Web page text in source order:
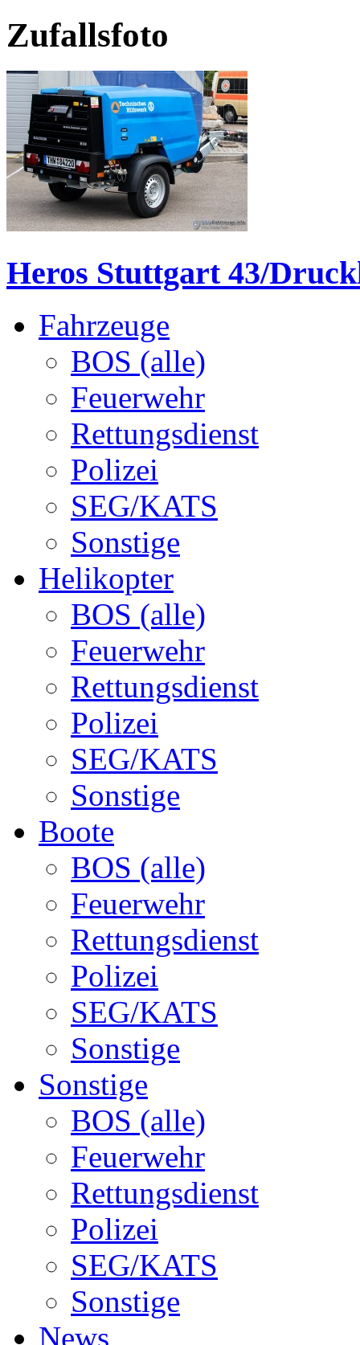
Zufallsfoto
Heros Stuttgart 43/
Fahrzeuge
BOS (alle)
Feuerwehr
Rettungsdienst
Polizei
SEG/KATS
Sonstige
Helikopter
BOS (alle)
Feuerwehr
Rettungsdienst
Polizei
SEG/KATS
Sonstige
Boote
BOS (alle)
Feuerwehr
Rettungsdienst
Polizei
SEG/KATS
Sonstige
Sonstige
BOS (alle)
Feuerwehr
Rettungsdienst
Polizei
SEG/KATS
Sonstige
News